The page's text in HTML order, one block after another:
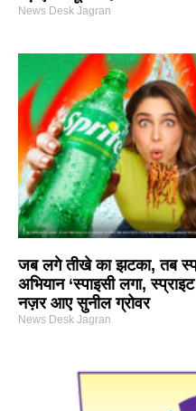
News Desk Jagran
जब लगे तीखे का झटका, तब
अभियान ‘स्पाइसी लगा,
नज़र आए सुनील ग्रोवर
News Desk Jagran